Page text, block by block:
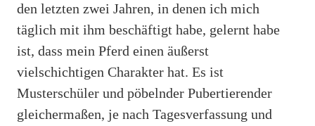
den letzten zwei Jahren, in denen ich mich
täglich mit ihm beschäftigt habe, gelernt habe
ist, dass mein Pferd einen äußerst
vielschichtigen Charakter hat. Es ist
Musterschüler und pöbelnder Pubertierender
gleichermaßen, je nach Tagesverfassung und